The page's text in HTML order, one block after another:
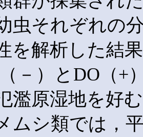
虫それぞれの
を解析した結
－）とDO（+
濫原湿地を好
ムシ類では，